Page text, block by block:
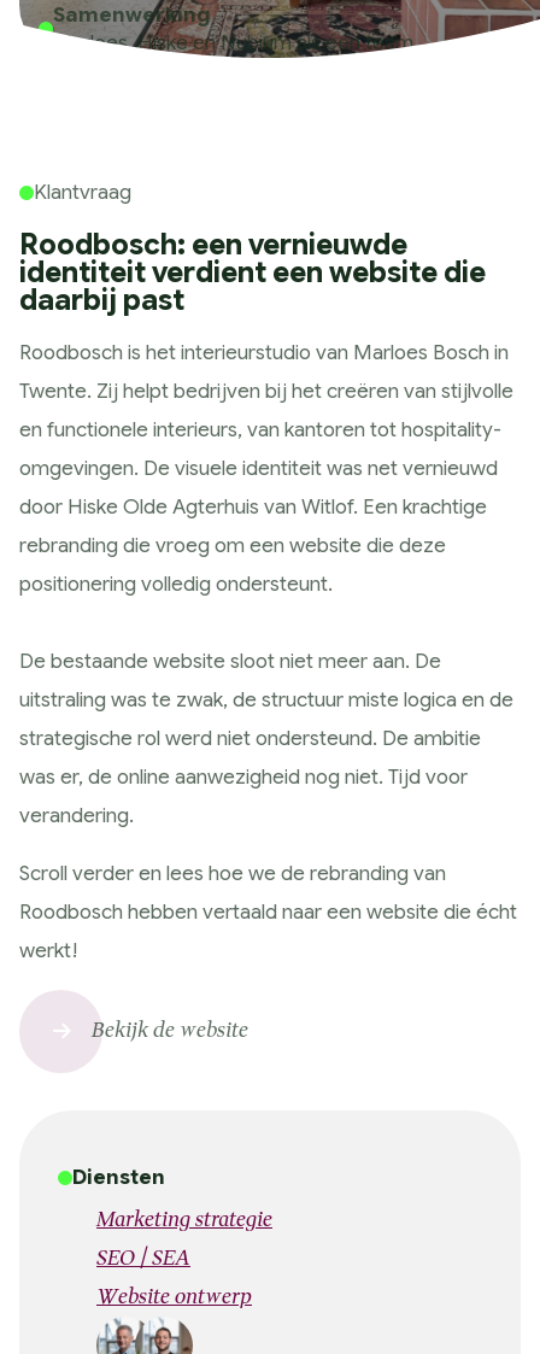
Historie
Wat wij doen
Marketing Strategie
Meting & Analyse
Ontwerp
Website ontwerp
App ontwerp
Campagne design
Presteren
SEO & GEO
Google Analytics
Conversie en optimalisatie
Innoveren
AI toepassingen
Marketing technologie
Data gedreven
Samen Groeien
Succesverhalen
Blogs
Hulp nodig?
Samenwerking
Marloes, Hiske en Nubium als één team
Klantvraag
Roodbosch: een vernieuwde
identiteit verdient een website die
daarbij past
Roodbosch is het interieurstudio van Marloes Bosch in
Twente. Zij helpt bedrijven bij het creëren van stijlvolle
en functionele interieurs, van kantoren tot hospitality-
omgevingen. De visuele identiteit was net vernieuwd
door Hiske Olde Agterhuis van Witlof. Een krachtige
rebranding die vroeg om een website die deze
positionering volledig ondersteunt.
De bestaande website sloot niet meer aan. De
uitstraling was te zwak, de structuur miste logica en de
strategische rol werd niet ondersteund. De ambitie
was er, de online aanwezigheid nog niet. Tijd voor
verandering.
Scroll verder en lees hoe we de rebranding van
Roodbosch hebben vertaald naar een website die écht
werkt!
Bekijk de website
Diensten
Marketing strategie
SEO / SEA
Website ontwerp